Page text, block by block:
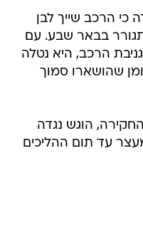
כי הרכב שייך לבן
בבאר שבע. עם
הרכב, היא נטלה
במזומן שהושארו סמוך
הוגש נגדה
עד תום ההליכים